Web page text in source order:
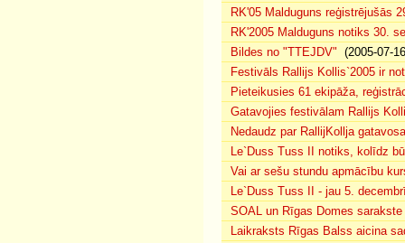
RK'05 Malduguns reģistrējušās
RK'2005 Malduguns notiks 30.
Bildes no "TTEJDV" (2005-07-
Festivāls Rallijs Kollis`2005 ir
Pieteikusies 61 ekipāža,
Gatavojies festivālam Rallijs
Nedaudz par RallijKollja
Le`Duss Tuss II notiks, kolīdz
Vai ar sešu stundu apmācību
Le`Duss Tuss II - jau 5.
SOAL un Rīgas Domes
Laikraksts Rīgas Balss aicina